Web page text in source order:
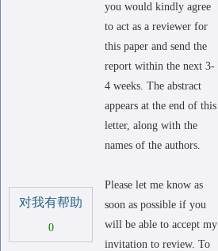
对我有帮助
0
you would kindly agree
to act as a reviewer for
this paper and send the
report within the next 3-
4 weeks. The abstract
appears at the end of this
letter, along with the
names of the authors.
Please let me know as
soon as possible if you
will be able to accept my
invitation to review. To